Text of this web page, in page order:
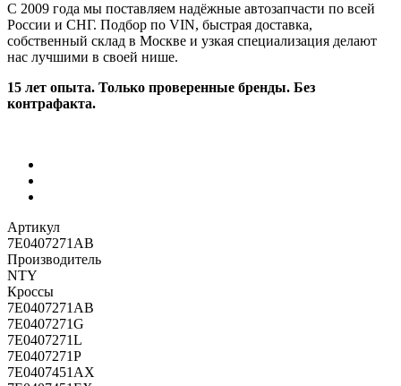
С 2009 года мы поставляем надёжные автозапчасти по всей
России и СНГ. Подбор по VIN, быстрая доставка,
собственный склад в Москве и узкая специализация делают
нас лучшими в своей нише.
15 лет опыта. Только проверенные бренды. Без
контрафакта.
Артикул
7E0407271AB
Производитель
NTY
Кроссы
7E0407271AB
7E0407271G
7E0407271L
7E0407271P
7E0407451AX